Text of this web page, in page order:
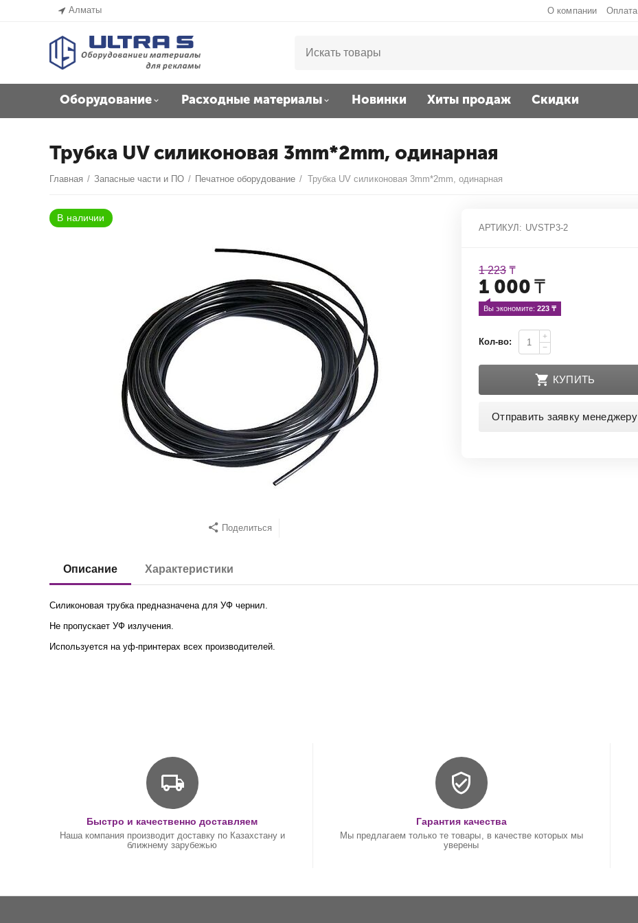
Алматы О компании Оплата
Оборудование Расходные материалы Новинки Хиты продаж Скидки
Трубка UV силиконовая 3mm*2mm, одинарная
Главная / Запасные части и ПО / Печатное оборудование / Трубка UV силиконовая 3mm*2mm, одинарная
Поделиться
АРТИКУЛ: UVSTP3-2
1 223 ₸
1 000₸
Вы экономите: 223 ₸
Кол-во:
+
−
КУПИТЬ
Отправить заявку менеджеру
Описание Характеристики
Силиконовая трубка предназначена для УФ чернил.
Не пропускает УФ излучения.
Используется на уф-принтерах всех производителей.
Быстро и качественно доставляем
Наша компания производит доставку по Казахстану и
ближнему зарубежью
Гарантия качества
Мы предлагаем только те товары, в качестве которых мы
уверены